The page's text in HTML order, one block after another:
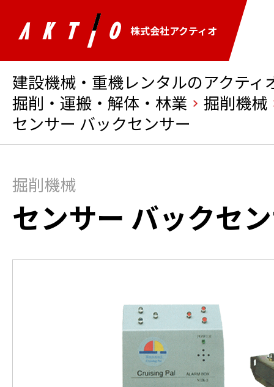
株式会社アクティオ
建設機械・重機レンタルのアクティ
掘削・運搬・解体・林業
掘削機械
センサー バックセンサー
掘削機械
センサー バックセ